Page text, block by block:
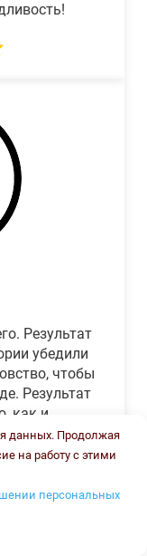
Результат
убедили
чтобы
Результат
как и
данных. Продолжая
на работу с этими
персональных